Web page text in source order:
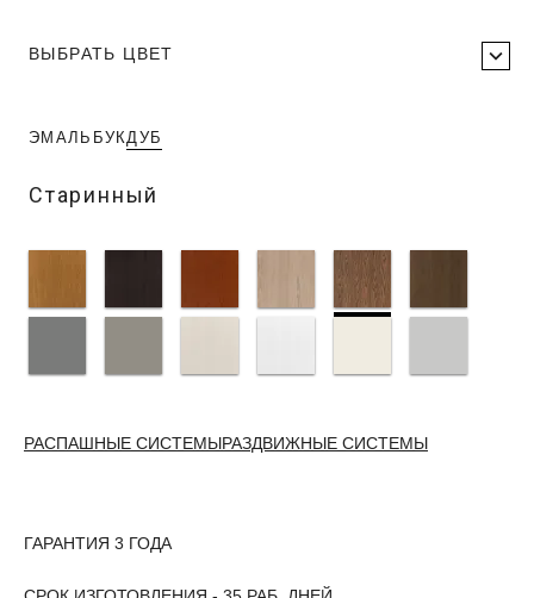
ВЫБРАТЬ ЦВЕТ
ЭМАЛЬ БУКДУБ
Старинный
РАСПАШНЫЕ СИСТЕМЫРАЗДВИЖНЫЕ СИСТЕМЫ
ГАРАНТИЯ 3 ГОДА